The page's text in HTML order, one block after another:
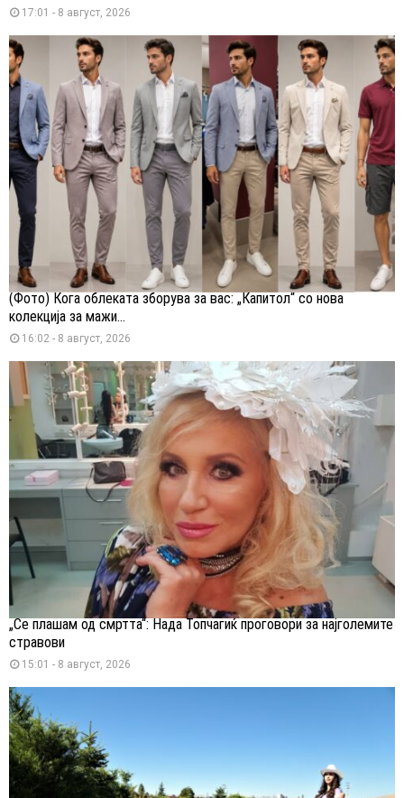
17:01 - 8 август, 2026
(Фото) Кога облеката зборува за вас: „Капитол“ со нова
колекција за мажи...
16:02 - 8 август, 2026
„Се плашам од смртта“: Нада Топчагиќ проговори за најголемите
стравови
15:01 - 8 август, 2026